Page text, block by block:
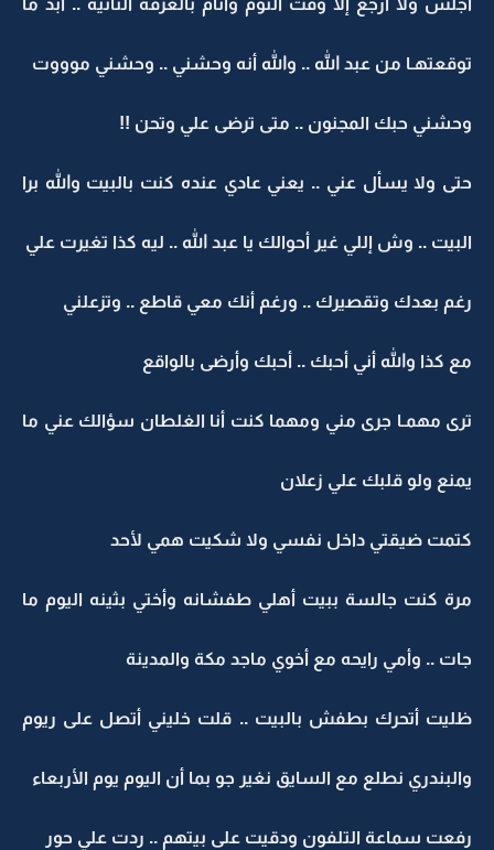
أجلس ولا أرجع إلا وقت النوم وأنام بالغرفة الثانية .. أبد ما
توقعتهـا من عبد الله .. والله أنه وحشني .. وحشني موووت
وحشني حبك المجنون .. متى ترضى علي وتحن !!
حتى ولا يسأل عني .. يعني عادي عنده كنت بالبيت والله برا
البيت .. وش إللي غير أحوالك يا عبد الله .. ليه كذا تغيرت علي
رغم بعدك وتقصيرك .. ورغم أنك معي قاطع .. وتزعلني
مع كذا والله أني أحبك .. أحبك وأرضى بالواقع
ترى مهمـا جرى مني ومهما كنت أنا الغلطان سؤالك عني ما
يمنع ولو قلبك علي زعلان
كتمت ضيقتي داخل نفسي ولا شكيت همي لأحد
مرة كنت جالسة ببيت أهلي طفشانه وأختي بثينه اليوم ما
جات .. وأمي رايحه مع أخوي ماجد مكة والمدينة
ظليت أتحرك بطفش بالبيت .. قلت خليني أتصل على ريوم
والبندري نطلع مع السايق نغير جو بما أن اليوم يوم الأربعاء
رفعت سماعة التلفون ودقيت على بيتهم .. ردت علي حور